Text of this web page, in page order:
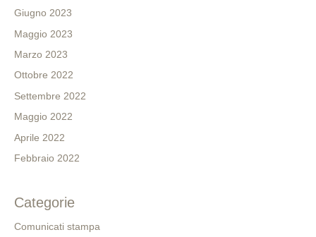
Giugno 2023
Maggio 2023
Marzo 2023
Ottobre 2022
Settembre 2022
Maggio 2022
Aprile 2022
Febbraio 2022
Categorie
Comunicati stampa